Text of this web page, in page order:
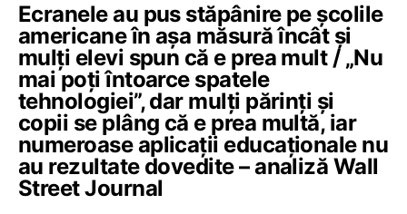
Ecranele au pus stăpânire pe școlile
americane în așa măsură încât și
mulți elevi spun că e prea mult / „Nu
mai poți întoarce spatele
tehnologiei”, dar mulți părinți și
copii se plâng că e prea multă, iar
numeroase aplicații educaționale nu
au rezultate dovedite – analiză Wall
Street Journal